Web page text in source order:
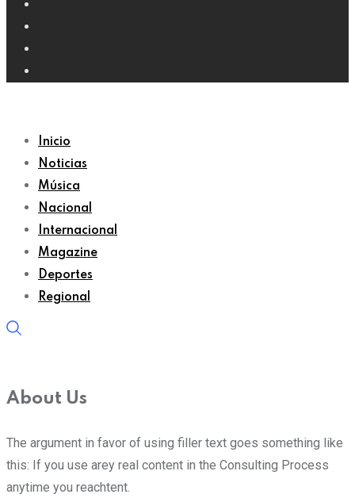
Inicio
Noticias
Música
Nacional
Internacional
Magazine
Deportes
Regional
About Us
The argument in favor of using filler text goes something like
this: If you use arey real content in the Consulting Process
anytime you reachtent.